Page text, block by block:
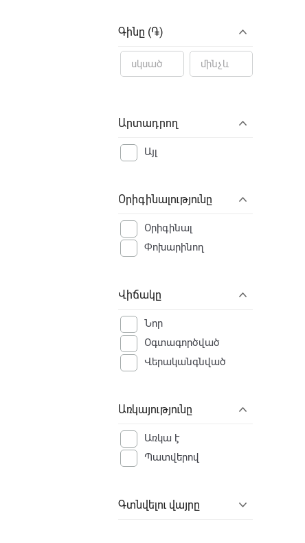
Գինը (֏)
Արտադրող
Այլ
Օրիգինալությունը
Օրիգինալ
Փոխարինող
Վիճակը
Նոր
Օգտագործված
Վերականգնված
Առկայությունը
Առկա է
Պատվերով
Գտնվելու վայրը